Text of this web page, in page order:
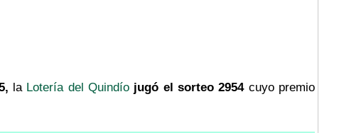
la Lotería del Quindío jugó el sorteo 2954cuyo premio